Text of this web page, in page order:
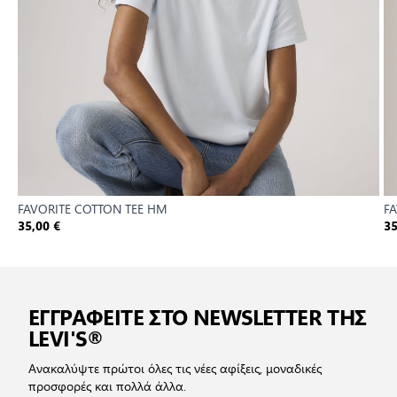
FAVORITE COTTON TEE HM
35,00 €
ΕΓΓΡΑΦΕΙΤΕ ΣΤΟ NEWSLETTER ΤΗΣ
LEVI'S®
Ανακαλύψτε πρώτοι όλες τις νέες αφίξεις, μοναδικές
προσφορές και πολλά άλλα.